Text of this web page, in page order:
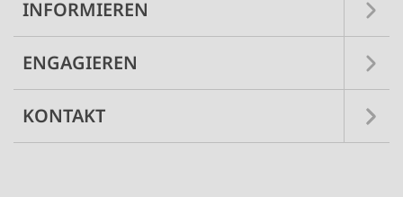
INFORMIEREN
ENGAGIEREN
KONTAKT